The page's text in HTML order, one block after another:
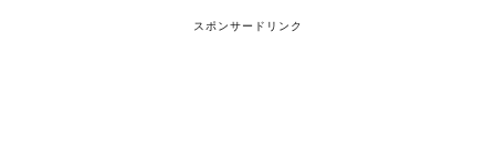
スポンサードリンク